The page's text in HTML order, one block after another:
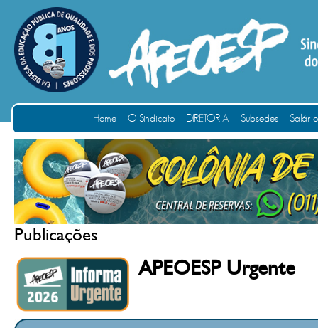
Home O Sindicato DIRETORIA Subsedes
Publicações
APEOESP Urgente